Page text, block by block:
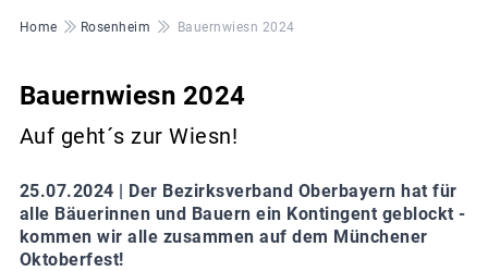
Pfadnavigation
Home Rosenheim Bauernwiesn 2024
Bauernwiesn 2024
Auf geht´s zur Wiesn!
25.07.2024 | Der Bezirksverband Oberbayern hat für
alle Bäuerinnen und Bauern ein Kontingent geblockt -
kommen wir alle zusammen auf dem Münchener
Oktoberfest!